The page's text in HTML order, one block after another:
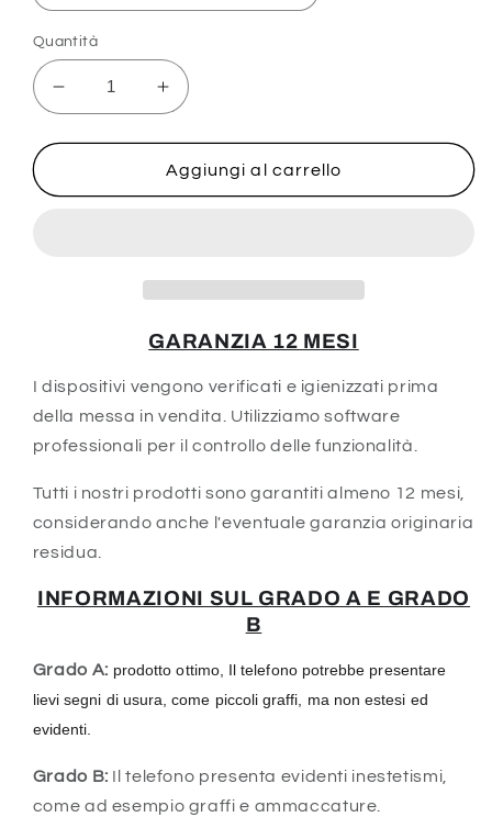
Quantità
Diminuisci
quantità
per
13
Aumenta
quantità
per
iPhone
13
Aggiungi al carrello
GARANZIA 12 MESI
I dispositivi vengono verificati e igienizzati prima
della messa in vendita. Utilizziamo software
professionali per il controllo delle funzionalità.
Tutti i nostri prodotti sono garantiti almeno 12 mesi,
considerando anche l'eventuale garanzia originaria
residua.
INFORMAZIONI SUL GRADO A E GRADO
B
Grado A: prodotto ottimo, Il telefono potrebbe presentare
lievi segni di usura, come piccoli graffi, ma non estesi ed
evidenti.
Grado B: Il telefono presenta evidenti inestetismi,
come ad esempio graffi e ammaccature.